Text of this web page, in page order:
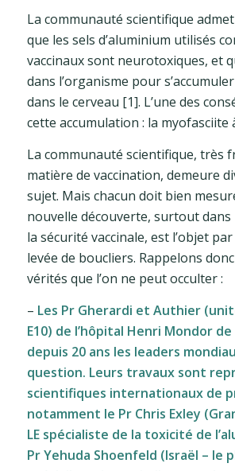
La communauté scientifique
que les sels d’aluminium utilisés
vaccinaux sont neurotoxiques, et
dans l’organisme pour
dans le cerveau [1]. L’une des
cette accumulation : la myofasciite
La communauté scientifique, très
matière de vaccination, demeure
sujet. Mais chacun doit bien
nouvelle découverte, surtout dans
la sécurité vaccinale, est l’objet
levée de boucliers. Rappelons
vérités que l’on ne peut occulter :
– Les Pr Gherardi et Authier
E10) de l’hôpital Henri Mondor
depuis 20 ans les leaders
question. Leurs travaux sont
scientifiques internationaux de
notamment le Pr Chris Exley
LE spécialiste de la toxicité de
Pr Yehuda Shoenfeld (Israël – le